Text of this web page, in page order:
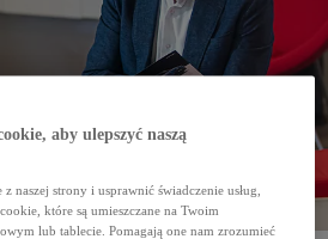
aby ulepszyć naszą
naszej strony i usprawnić świadczenie usług,
które są umieszczane na Twoim
lub tablecie. Pomagają one nam zrozumieć